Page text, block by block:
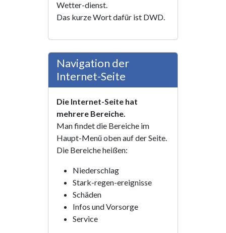
Wetter-dienst.
Das kurze Wort dafür ist DWD.
Navigation der
Internet-Seite
Die Internet-Seite hat
mehrere Bereiche.
Man findet die Bereiche im
Haupt-Menü oben auf der Seite.
Die Bereiche heißen:
Niederschlag
Stark-regen-ereignisse
Schäden
Infos und Vorsorge
Service